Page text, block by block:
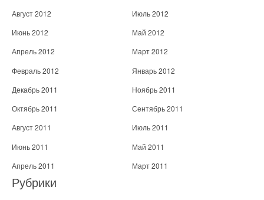
Август 2012
Июль 2012
Июнь 2012
Май 2012
Апрель 2012
Март 2012
Февраль 2012
Январь 2012
Декабрь 2011
Ноябрь 2011
Октябрь 2011
Сентябрь 2011
Август 2011
Июль 2011
Июнь 2011
Май 2011
Апрель 2011
Март 2011
Рубрики